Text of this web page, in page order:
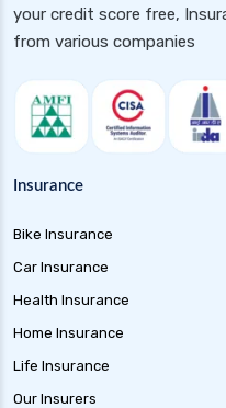
your credit score free,
from various companies
Insurance
Bike Insurance
Car Insurance
Health Insurance
Home Insurance
Life Insurance
Our Insurers